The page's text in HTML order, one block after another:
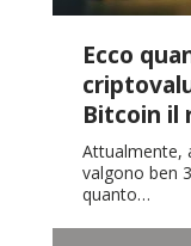
Ecco
Bitcoin il
Attualmente,
valgono ben
quanto…